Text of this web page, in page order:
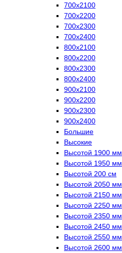
700х2100
700х2200
700х2300
700х2400
800х2100
800х2200
800х2300
800х2400
900х2100
900х2200
900х2300
900х2400
Большие
Высокие
Высотой 1900 мм
Высотой 1950 мм
Высотой 200 см
Высотой 2050 мм
Высотой 2150 мм
Высотой 2250 мм
Высотой 2350 мм
Высотой 2450 мм
Высотой 2550 мм
Высотой 2600 мм